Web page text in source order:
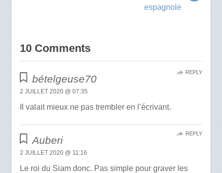
espagnole
10 Comments
bételgeuse70
2 JUILLET 2020 @ 07:35
Il valait mieux ne pas trembler en l’écrivant.
REPLY
Auberi
2 JUILLET 2020 @ 11:16
Le roi du Siam donc. Pas simple pour graver les
REPLY